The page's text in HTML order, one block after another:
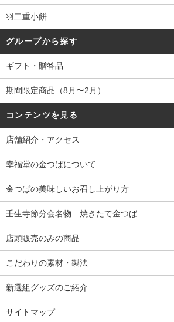
羽二重小餅
グループから探す
ギフト・贈答品
期間限定商品（8月〜2月）
コンテンツを見る
店舗紹介・アクセス
幸福堂の金つばについて
金つばの美味しいお召し上がり方
壬生寺節分会名物 焼きたて金つば
店頭販売のみの商品
こだわりの素材・製法
新選組グッズのご紹介
サイトマップ